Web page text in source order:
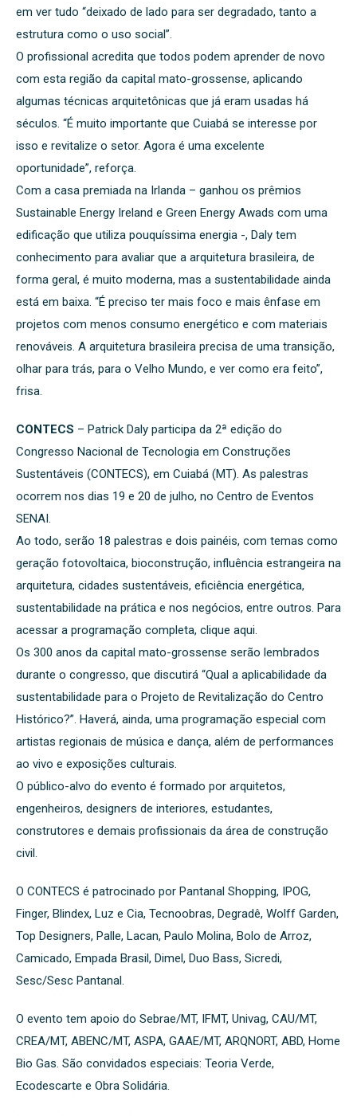
em ver tudo “deixado de lado para ser degradado, tanto a
estrutura como o uso social”.
O profissional acredita que todos podem aprender de novo
com esta região da capital mato-grossense, aplicando
algumas técnicas arquitetônicas que já eram usadas há
séculos. “É muito importante que Cuiabá se interesse por
isso e revitalize o setor. Agora é uma excelente
oportunidade”, reforça.
Com a casa premiada na Irlanda – ganhou os prêmios
Sustainable Energy Ireland e Green Energy Awads com uma
edificação que utiliza pouquíssima energia -, Daly tem
conhecimento para avaliar que a arquitetura brasileira, de
forma geral, é muito moderna, mas a sustentabilidade ainda
está em baixa. “É preciso ter mais foco e mais ênfase em
projetos com menos consumo energético e com materiais
renováveis. A arquitetura brasileira precisa de uma transição,
olhar para trás, para o Velho Mundo, e ver como era feito”,
frisa.
CONTECS – Patrick Daly participa da 2ª edição do
Congresso Nacional de Tecnologia em Construções
Sustentáveis (CONTECS), em Cuiabá (MT). As palestras
ocorrem nos dias 19 e 20 de julho, no Centro de Eventos
SENAI.
Ao todo, serão 18 palestras e dois painéis, com temas como
geração fotovoltaica, bioconstrução, influência estrangeira na
arquitetura, cidades sustentáveis, eficiência energética,
sustentabilidade na prática e nos negócios, entre outros. Para
acessar a programação completa, clique aqui.
Os 300 anos da capital mato-grossense serão lembrados
durante o congresso, que discutirá “Qual a aplicabilidade da
sustentabilidade para o Projeto de Revitalização do Centro
Histórico?”. Haverá, ainda, uma programação especial com
artistas regionais de música e dança, além de performances
ao vivo e exposições culturais.
O público-alvo do evento é formado por arquitetos,
engenheiros, designers de interiores, estudantes,
construtores e demais profissionais da área de construção
civil.
O CONTECS é patrocinado por Pantanal Shopping, IPOG,
Finger, Blindex, Luz e Cia, Tecnoobras, Degradê, Wolff Garden,
Top Designers, Palle, Lacan, Paulo Molina, Bolo de Arroz,
Camicado, Empada Brasil, Dimel, Duo Bass, Sicredi,
Sesc/Sesc Pantanal.
O evento tem apoio do Sebrae/MT, IFMT, Univag, CAU/MT,
CREA/MT, ABENC/MT, ASPA, GAAE/MT, ARQNORT, ABD, Home
Bio Gas. São convidados especiais: Teoria Verde,
Ecodescarte e Obra Solidária.